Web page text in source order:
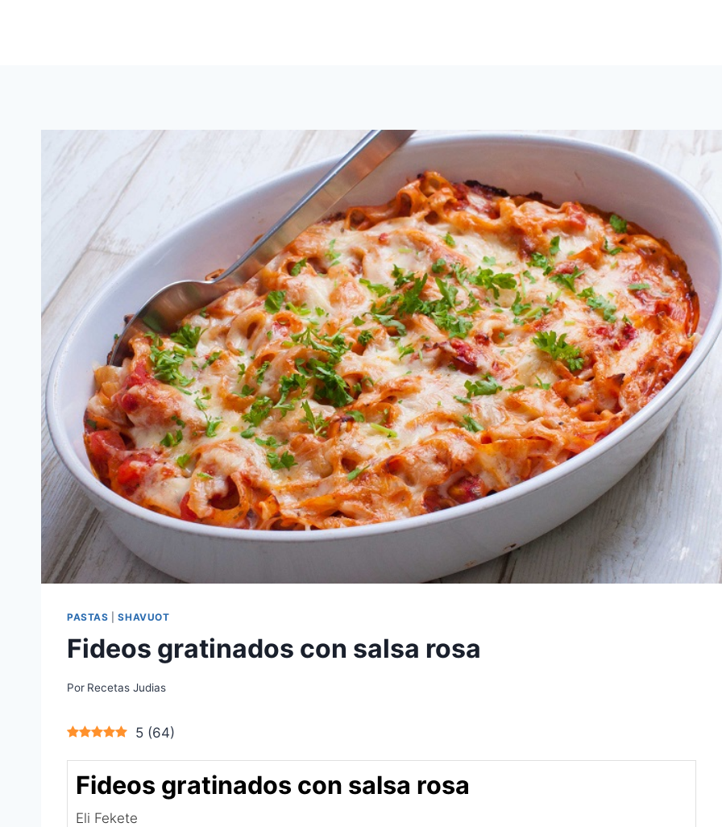
PASTAS |SHAVUOT
Fideos gratinados con salsa rosa
Por Recetas Judias
5 (64)
Fideos gratinados con salsa rosa
Eli Fekete